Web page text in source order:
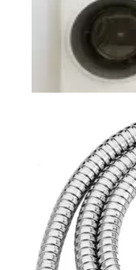
Vaskerom